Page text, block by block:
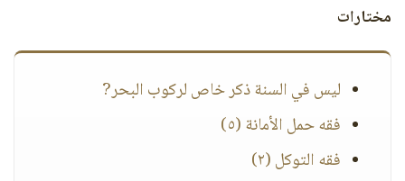
مختارات
ليس في السنة ذكر خاص لركوب البحر?
فقه حمل الأمانة (٥)
فقه التوكل (٢)